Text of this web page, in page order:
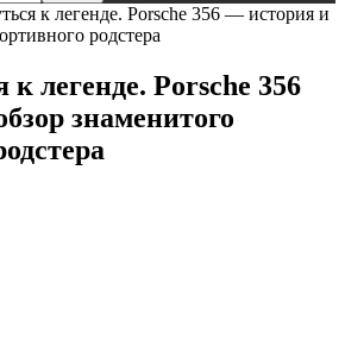
к легенде. Porsche 356 — история и
родстера
легенде. Porsche 356
знаменитого